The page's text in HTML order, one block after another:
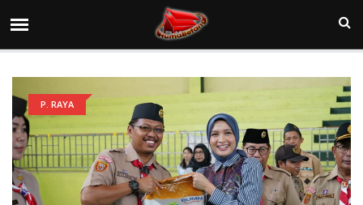
P. RAYA